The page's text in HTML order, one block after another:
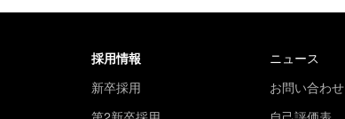
採用情報
新卒採用
ニュース
お問い合わせ